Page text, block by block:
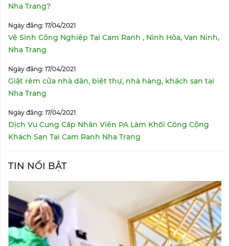
Nha Trang?
Ngày đăng: 17/04/2021
Vệ Sinh Công Nghiệp Tại Cam Ranh , Ninh Hòa, Vạn Ninh,
Nha Trang
Ngày đăng: 17/04/2021
Giặt rèm cửa nhà dân, biệt thự, nhà hàng, khách sạn tại
Nha Trang
Ngày đăng: 17/04/2021
Dịch Vụ Cung Cấp Nhân Viên PA Làm Khối Công Cộng
Khách Sạn Tại Cam Ranh Nha Trang
TIN NỔI BẬT